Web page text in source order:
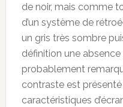
de noir, mais comme
d’un système de
un gris très sombre
définition une
probablement
contraste est
caractéristiques